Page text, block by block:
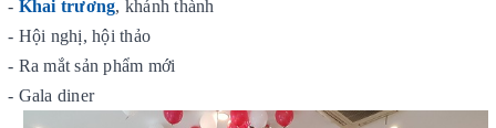
- Khai trương, khánh thành
- Hội nghị, hội thảo
- Ra mắt sản phẩm mới
- Gala diner